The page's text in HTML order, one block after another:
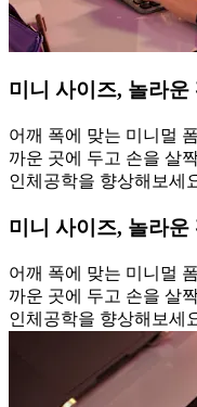
미니 사이즈, 놀라운
어깨 폭에 맞는 미니멀
까운 곳에 두고 손을 살
인체공학을 향상해보세
미니 사이즈, 놀라운
어깨 폭에 맞는 미니멀
까운 곳에 두고 손을 살
인체공학을 향상해보세